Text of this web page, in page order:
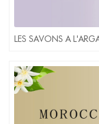
LES SAVONS A